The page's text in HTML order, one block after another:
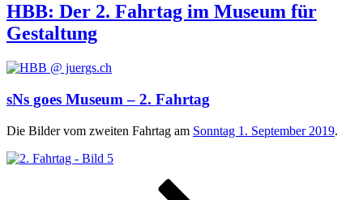
HBB: Der 2. Fahrtag im Museum für
Gestaltung
sNs goes Museum – 2. Fahrtag
Die Bil­der vom zwei­ten Fahr­tag am Sonn­tag 1. Sep­tem­ber 2019.
Seitennummerierung